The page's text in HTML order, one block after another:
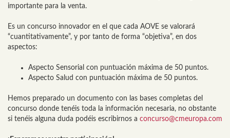
importante para la venta.
Es un concurso innovador en el que cada AOVE se valorará
“cuantitativamente”, y por tanto de forma “objetiva”, en dos
aspectos:
Aspecto Sensorial con puntuación máxima de 50 puntos.
Aspecto Salud con puntuación máxima de 50 puntos.
Hemos preparado un documento con las bases completas del
concurso donde tenéis toda la información necesaria, no obstante
si tenéis alguna duda podéis escribirnos a concurso@cmeuropa.com